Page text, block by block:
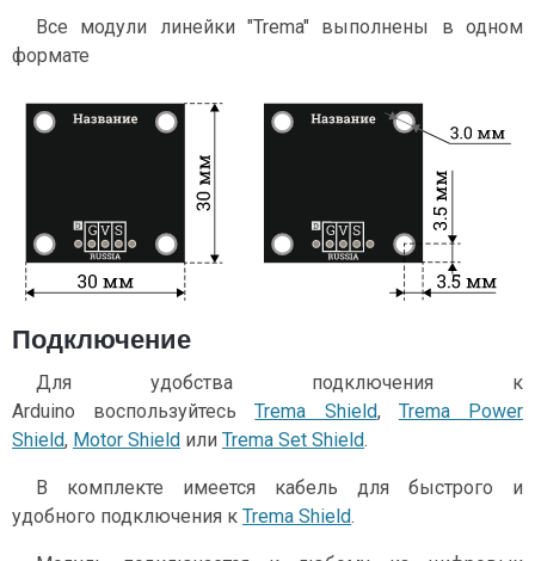
Все модули линейки "Trema" выполнены в одном
формате
Подключение
Для удобства подключения к
Arduino воспользуйтесьTrema Shield, Trema Power
Shield, Motor Shield или Trema Set Shield.
В комплекте имеется кабель для быстрого и
удобного подключения к Trema Shield.